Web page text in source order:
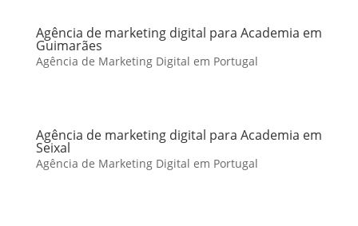
Agência de marketing digital para Academia em
Guimarães
Agência de Marketing Digital em Portugal
Agência de marketing digital para Academia em
Seixal
Agência de Marketing Digital em Portugal